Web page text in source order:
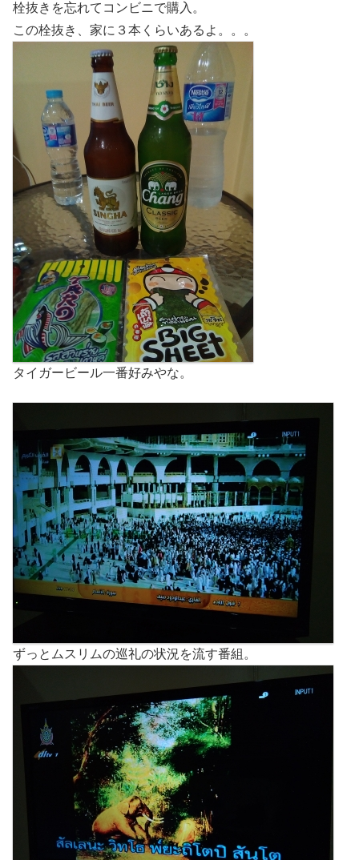
栓抜きを忘れてコンビニで購入。
この栓抜き、家に３本くらいあるよ。。。
タイガービール一番好みやな。
ずっとムスリムの巡礼の状況を流す番組。